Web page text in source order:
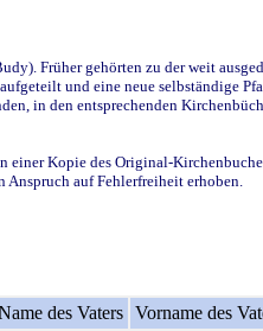
Früher gehörten zu der weit
und eine neue selbständige
in den entsprechenden
Kopie des Original-
auf Fehlerfreiheit erhoben.
des Vaters Vorname des